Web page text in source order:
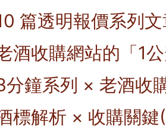
篇透明報價系列
酒收購網站的「1
分鐘系列 × 老酒收
標解析 × 收購關鍵